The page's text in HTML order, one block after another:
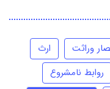
وراثت
ارث
روابط نامشروع